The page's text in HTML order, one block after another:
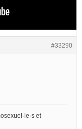
#33290
et